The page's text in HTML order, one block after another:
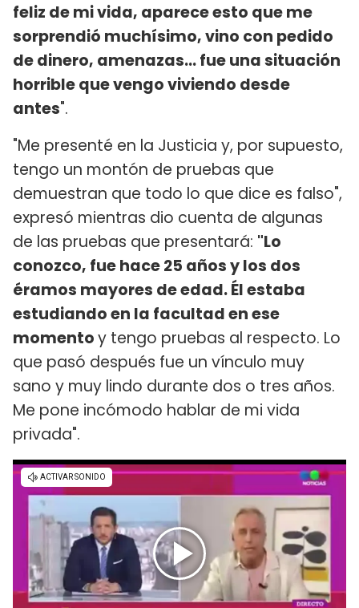
feliz de mi vida, aparece esto que me
sorprendió muchísimo, vino con pedido
de dinero, amenazas... fue una situación
horrible que vengo viviendo desde
antes".
"Me presenté en la Justicia y, por supuesto,
tengo un montón de pruebas que
demuestran que todo lo que dice es falso",
expresó mientras dio cuenta de algunas
de las pruebas que presentará: "Lo
conozco, fue hace 25 años y los dos
éramos mayores de edad. Él estaba
estudiando en la facultad en ese
momentoy tengo pruebas al respecto. Lo
que pasó después fue un vínculo muy
sano y muy lindo durante dos o tres años.
Me pone incómodo hablar de mi vida
privada".